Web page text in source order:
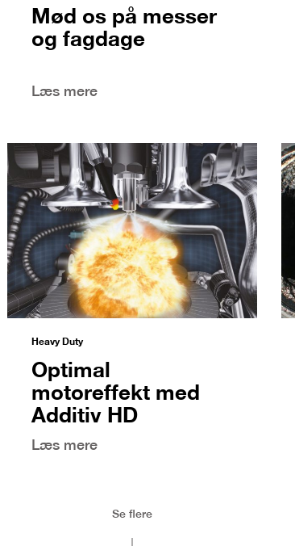
Mød os på messer
og fagdage
Læs mere
Heavy Duty
Optimal
motoreffekt med
Additiv HD
Læs mere
Se flere